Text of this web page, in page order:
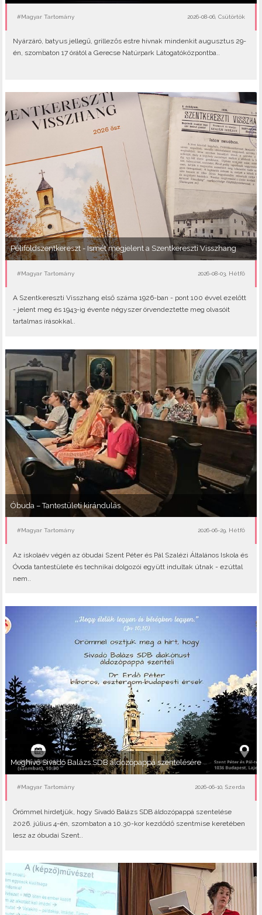
#Magyar Tartomány 2026-08-06, Csütörtök
Nyárzáró, batyus jellegű, grillezős estre hívnak mindenkit augusztus 29-
én, szombaton 17 órától a Gerecse Natúrpark Látogatóközpontba..
Péliföldszentkereszt - Ismét megjelent a Szentkereszti Visszhang
#Magyar Tartomány 2026-08-03, Hétfő
A Szentkereszti Visszhang első száma 1926-ban - pont 100 évvel ezelőtt
- jelent meg és 1943-ig évente négyszer örvendeztette meg olvasóit
tartalmas írásokkal..
Óbuda – Tantestületi kirándulás
#Magyar Tartomány 2026-06-29, Hétfő
Az iskolaév végén az óbudai Szent Péter és Pál Szalézi Általános Iskola és
Óvoda tantestülete és technikai dolgozói együtt indultak útnak - ezúttal
nem..
Meghívó Sivadó Balázs SDB áldozópappá szentelésére
#Magyar Tartomány 2026-06-10, Szerda
Örömmel hirdetjük, hogy Sivadó Balázs SDB áldozópappá szentelése
2026. július 4-én, szombaton a 10.30-kor kezdődő szentmise keretében
lesz az óbudai Szent..